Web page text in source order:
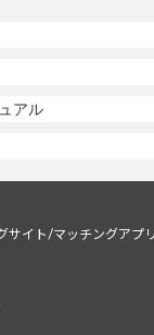
アル
サイト/マッチングアプ